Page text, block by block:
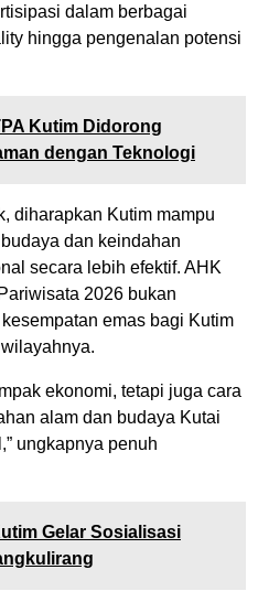
dalam berbagai
hingga pengenalan potensi
Kutim Didorong
dengan Teknologi
diharapkan Kutim mampu
dan keindahan
secara lebih efektif. AHK
2026 bukan
emas bagi Kutim
ekonomi, tetapi juga cara
alam dan budaya Kutai
ungkapnya penuh
Gelar Sosialisasi